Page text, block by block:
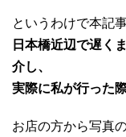
というわけで本記
日本橋近辺で遅く
介し、
実際に私が行った
お店の方から写真